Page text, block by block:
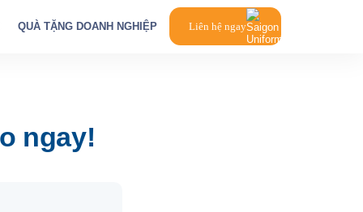
QUÀ TẶNG DOANH NGHIỆP Liên hệ ngay
ngay!